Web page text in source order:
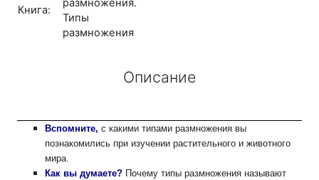
Книга:
размножения.
Типы
размножения
Описание
Вспомните, с какими типами размножения вы
познакомились при изучении растительного и животного
мира.
Как вы думаете? Почему типы размножения называют